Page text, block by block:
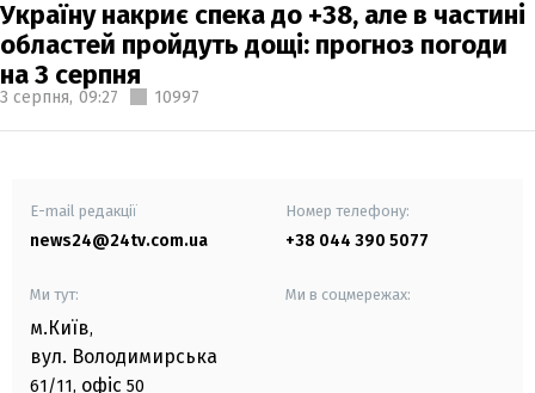
Україну накриє спека до +38, але в частині
областей пройдуть дощі: прогноз погоди
на 3 серпня
3 серпня, 09:27 10997
E-mail редакції
news24@24tv.com.ua
Номер телефону:
+38 044 390 5077
Ми тут:
м.Київ,
вул. Володимирська
61/11, офіс 50
Ми в соцмережах: